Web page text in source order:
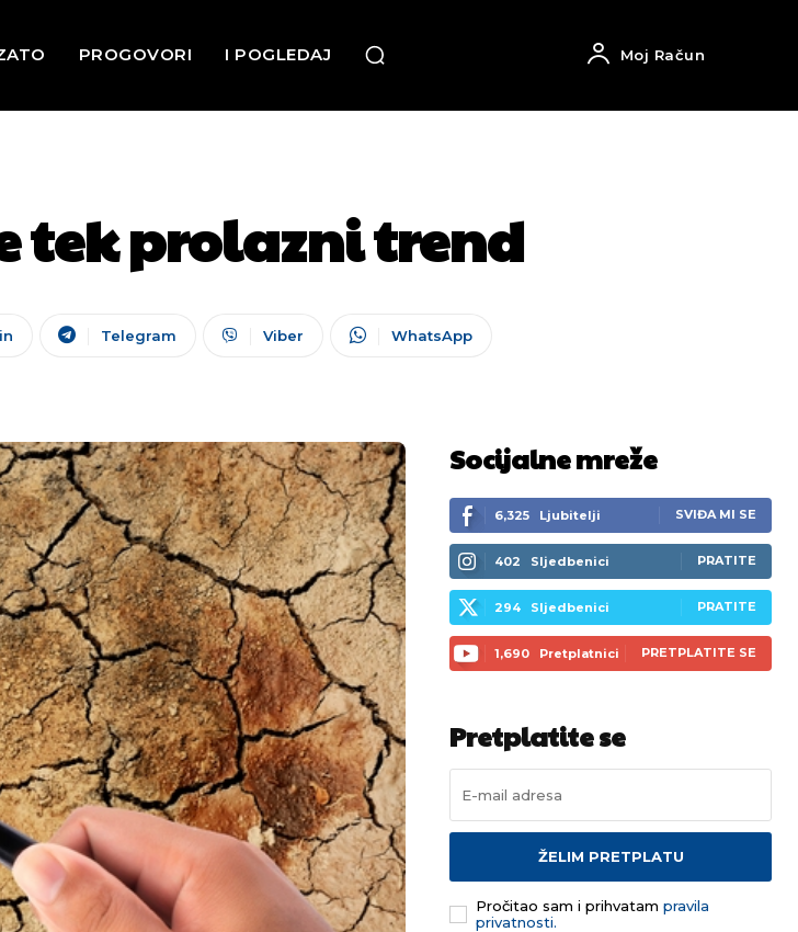
PROGOVORI I POGLEDAJ Moj Račun
tek prolazni trend
Telegram Viber WhatsApp
Socijalne mreže
6,325 Ljubitelji SVIĐA MI SE
402 Sljedbenici PRATITE
294 Sljedbenici PRATITE
1,690 Pretplatnici PRETPLATITE SE
Pretplatite se
ŽELIM PRETPLATU
Pročitao sam i prihvatam pravila
privatnosti.